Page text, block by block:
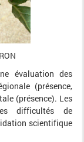
évaluation des
(présence,
(présence). Les
difficultés de
scientifique